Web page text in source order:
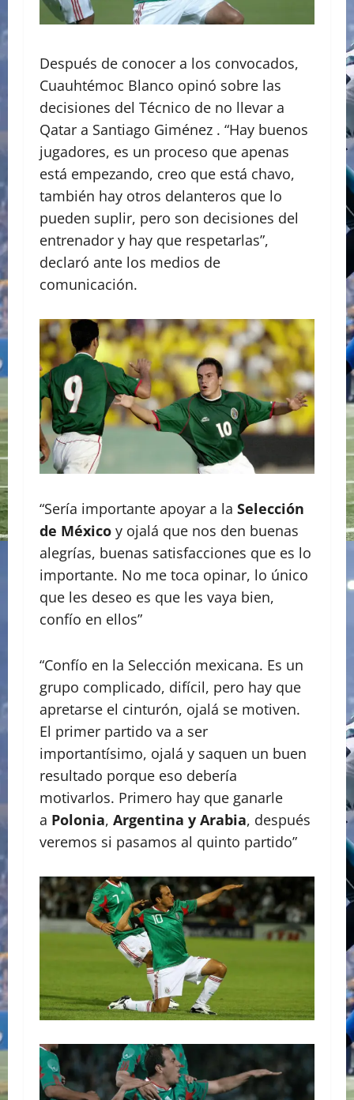
Después de conocer a los convocados,
Cuauhtémoc Blanco opinó sobre las
decisiones del Técnico de no llevar a
Qatar a Santiago Giménez . “Hay buenos
jugadores, es un proceso que apenas
está empezando, creo que está chavo,
también hay otros delanteros que lo
pueden suplir, pero son decisiones del
entrenador y hay que respetarlas”,
declaró ante los medios de
comunicación.
“Sería importante apoyar a la Selección
de México y ojalá que nos den buenas
alegrías, buenas satisfacciones que es lo
importante. No me toca opinar, lo único
que les deseo es que les vaya bien,
confío en ellos”
“Confío en la Selección mexicana. Es un
grupo complicado, difícil, pero hay que
apretarse el cinturón, ojalá se motiven.
El primer partido va a ser
importantísimo, ojalá y saquen un buen
resultado porque eso debería
motivarlos. Primero hay que ganarle
a Polonia, Argentina y Arabia, después
veremos si pasamos al quinto partido”